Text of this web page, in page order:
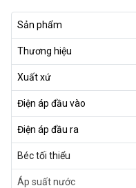
Sản phẩm
Thương hiệu
Xuất xứ
Điện áp đầu vào
Điện áp đầu ra
Béc tối thiểu
Áp suất nước